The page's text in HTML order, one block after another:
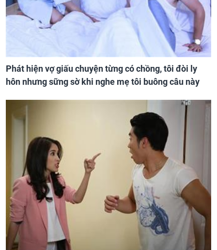
Phát hiện vợ giấu chuyện từng có chồng, tôi đòi ly
hôn nhưng sững sờ khi nghe mẹ tôi buông câu này